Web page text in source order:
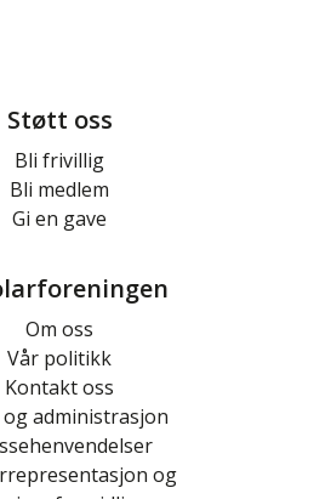
Støtt oss
Bli frivillig
Bli medlem
Gi en gave
Om oss
Vår politikk
Kontakt oss
administrasjon
og